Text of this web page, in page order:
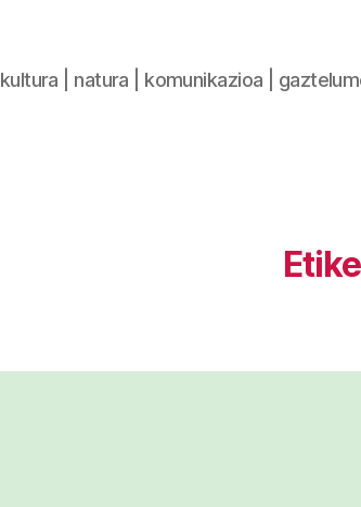
kultura | natura | komunikazioa |